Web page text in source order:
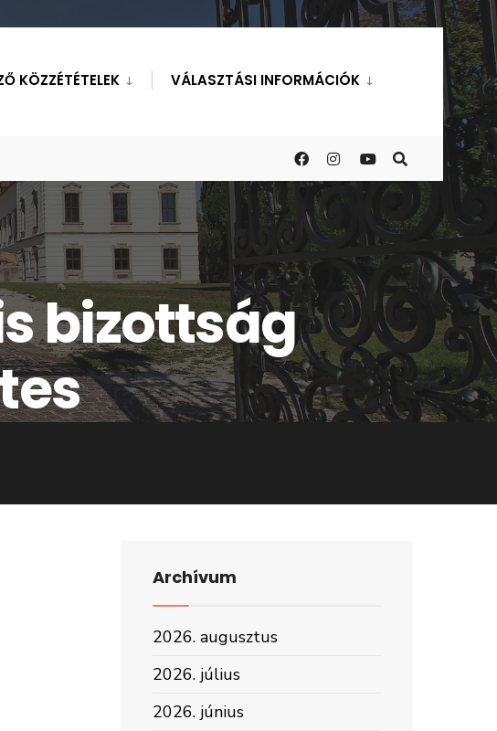
KÖZZÉTÉTELEK VÁLASZTÁSI INFORMÁCIÓK
bizottság
Archívum
2026. augusztus
2026. július
2026. június